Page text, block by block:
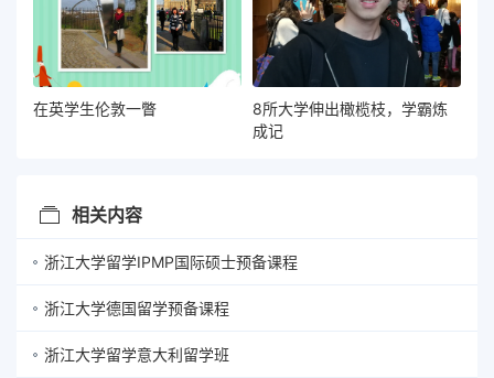
在英学生伦敦一瞥
8所大学伸出橄榄枝，学霸炼
成记
相关内容
浙江大学留学IPMP国际硕士预备课程
浙江大学德国留学预备课程
浙江大学留学意大利留学班